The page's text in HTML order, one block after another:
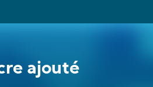
ajouté